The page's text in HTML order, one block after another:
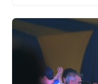
na abertura da